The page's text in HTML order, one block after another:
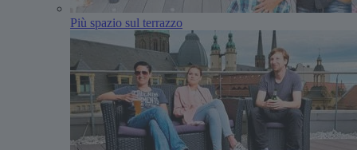
Più spazio sul terrazzo